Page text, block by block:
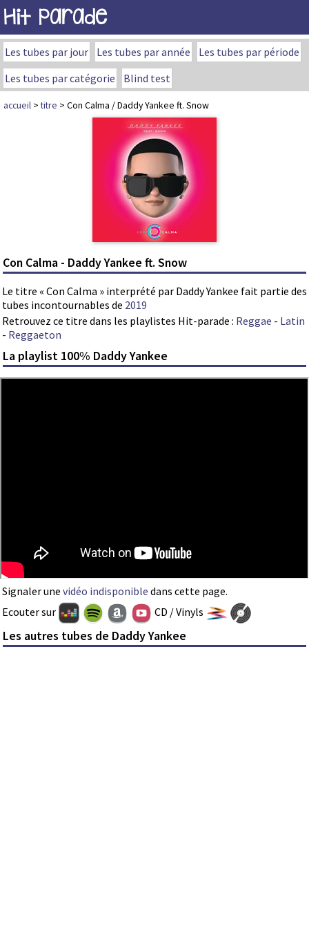
Hit Parade
Les tubes par jour Les tubes par année
Les tubes par période
Les tubes par catégorie
Blind test
accueil >titre > Con Calma / Daddy Yankee ft. Snow
Con Calma - Daddy Yankee ft. Snow
Le titre « Con Calma » interprété par Daddy Yankee fait partie des
tubes incontournables de 2019
Retrouvez ce titre dans les playlistes Hit-parade : Reggae - Latin
- Reggaeton
La playlist 100% Daddy Yankee
Signaler une vidéo indisponible dans cette page.
Ecouter sur
CD / Vinyls
Les autres tubes de Daddy Yankee